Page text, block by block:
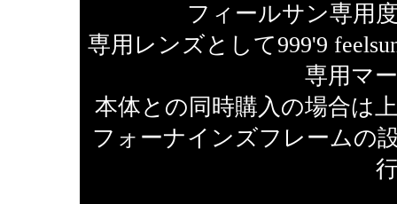
フィールサン専用
専用レンズとして999'9
専用マ
本体との同時購入の場合は
フォーナインズフレームの